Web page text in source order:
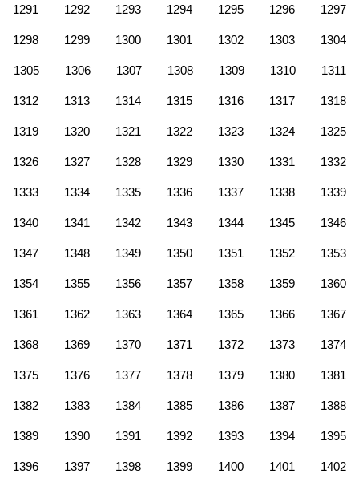
1291 1292 1293 1294 1295 1296 1297
1298 1299 1300 1301 1302 1303 1304
1305 1306 1307 1308 1309 1310 1311
1312 1313 1314 1315 1316 1317 1318
1319 1320 1321 1322 1323 1324 1325
1326 1327 1328 1329 1330 1331 1332
1333 1334 1335 1336 1337 1338 1339
1340 1341 1342 1343 1344 1345 1346
1347 1348 1349 1350 1351 1352 1353
1354 1355 1356 1357 1358 1359 1360
1361 1362 1363 1364 1365 1366 1367
1368 1369 1370 1371 1372 1373 1374
1375 1376 1377 1378 1379 1380 1381
1382 1383 1384 1385 1386 1387 1388
1389 1390 1391 1392 1393 1394 1395
1396 1397 1398 1399 1400 1401 1402